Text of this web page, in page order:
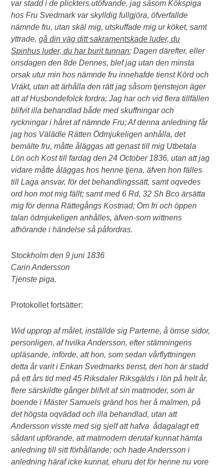
var stadd i de plickters utöfvande, jag såsom Kökspiga
hos Fru Svedmark var skylldig fullgjöra, öfverfallde
nämnde fru, utan skäl mig, utskuffade mig ur köket, samt
yttrade,gå din väg ditt sakramentskade luder, du
Spinhus luder, du har burit tunnan; Dagen därefter, eller
onsdagen den 8de Dennes, blef jag utan den minsta
orsak utur min hos nämnde fru innehafde tienst Körd och
Vräkt, utan att ärhålla den rätt jag såsom tjenstejon äger
att af Husbondefolck fordra; Jag har och vid flera tillfällen
blifvit illa behandlad både med skuffningar och
ryckningar i håret af nämnde Fru; Af denna anledning får
jag hos Välädle Rätten Ödmjukeligen anhålla, det
bemälte fru, måtte åläggas att genast till mig Utbetala
Lön och Kost till fardag den 24 October 1836, utan att jag
vidare måtte åläggas hos henne tjena, äfven hon fälles
till Laga ansvar, för det behandlingssätt, samt oqvedes
ord hon mot mig fällt; samt med 6 Rd, 32 Sh Bco ärsätta
mig för denna Rättegångs Kostnad; Om fri och öppen
talan ödmjukeligen anhålles, äfven-som wittnens
afhörande i händelse så påfordras.
Stockholm den 9 juni 1836
Carin Andersson
Tjenste piga.
Protokollet fortsätter:
Wid upprop af målet, inställde sig Parterne, å ömse sidor,
personligen, af hvilka Andersson, efter stämningens
upläsande, införde, att hon, som sedan vårflyttningen
detta år varit i Enkan Svedmarks tienst, deri hon är stadd
på ett års tid med 45 Riksdaler Riksgälds i lön på helt år,
flere särskildte gånger blifvit af sin matmoder, som är
boende i Mäster Samuels gränd hos her å malmen, på
det högsta oqvädad och illa behandlad, utan att
Andersson visste med sig sjelf att hafva ådagalagt ett
sådant upförande, att matmodern derutaf kunnat hämta
anledning till sitt förhållande; och hade Andersson i
anledning häraf icke kunnat, ehuru det för henne nu vore